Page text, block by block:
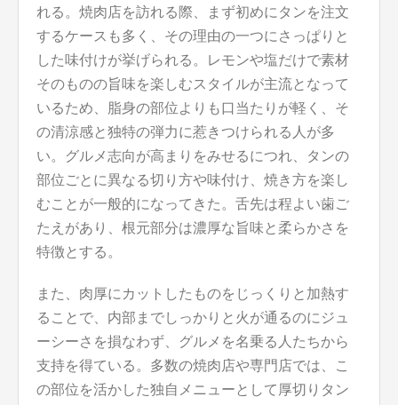
れる。焼肉店を訪れる際、まず初めにタンを注文
するケースも多く、その理由の一つにさっぱりと
した味付けが挙げられる。レモンや塩だけで素材
そのものの旨味を楽しむスタイルが主流となって
いるため、脂身の部位よりも口当たりが軽く、そ
の清涼感と独特の弾力に惹きつけられる人が多
い。グルメ志向が高まりをみせるにつれ、タンの
部位ごとに異なる切り方や味付け、焼き方を楽し
むことが一般的になってきた。舌先は程よい歯ご
たえがあり、根元部分は濃厚な旨味と柔らかさを
特徴とする。
また、肉厚にカットしたものをじっくりと加熱す
ることで、内部までしっかりと火が通るのにジュ
ーシーさを損なわず、グルメを名乗る人たちから
支持を得ている。多数の焼肉店や専門店では、こ
の部位を活かした独自メニューとして厚切りタン